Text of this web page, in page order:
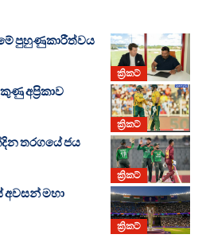
ක්‍රිකට්
පුහුණුකාරීත්වය
ක්‍රිකට්
අප්‍රිකාව
ක්‍රිකට්
තරගයේ ජය
ක්‍රිකට්
අවසන් මහා